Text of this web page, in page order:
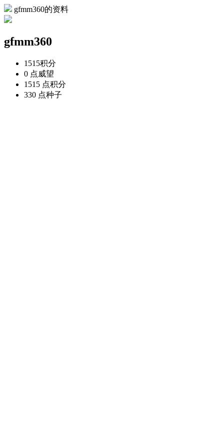
gfmm360的资料
gfmm360
1515积分
0 点威望
1515 点积分
330 点种子